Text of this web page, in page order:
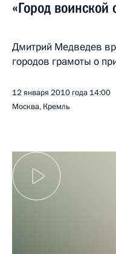
«Город воинской
Дмитрий Медведев
городов грамоты о
12 января 2010 года 14:00
Москва, Кремль